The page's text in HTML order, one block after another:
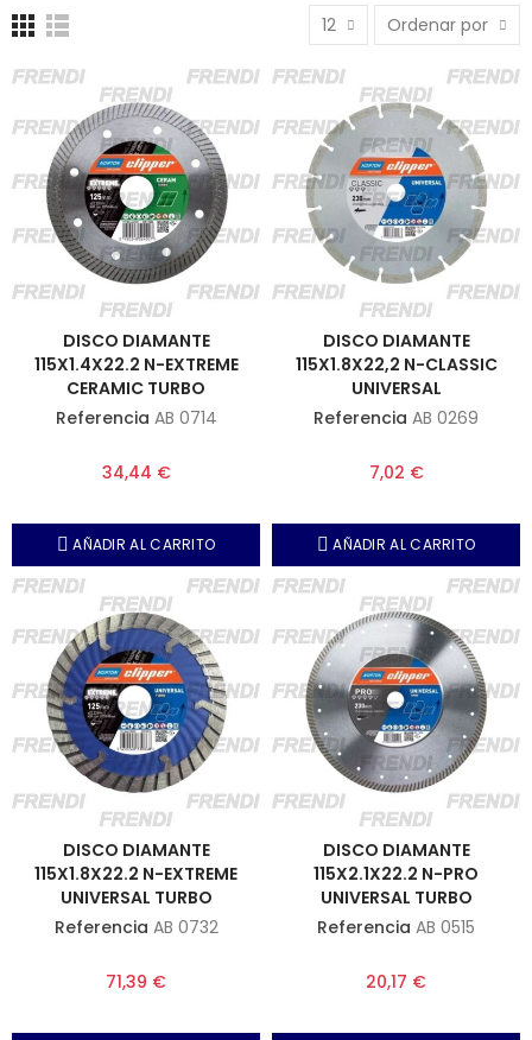
12 Ordenar por
DISCO DIAMANTE
115X1.4X22.2 N-EXTREME
CERAMIC TURBO
Referencia AB 0714
34,44 €
AÑADIR AL CARRITO
DISCO DIAMANTE
115X1.8X22,2 N-CLASSIC
UNIVERSAL
Referencia AB 0269
7,02 €
AÑADIR AL CARRITO
DISCO DIAMANTE
115X1.8X22.2 N-EXTREME
UNIVERSAL TURBO
Referencia AB 0732
71,39 €
DISCO DIAMANTE
115X2.1X22.2 N-PRO
UNIVERSAL TURBO
Referencia AB 0515
20,17 €